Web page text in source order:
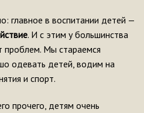
главное в воспитании детей —
. И с этим у большинства
проблем. Мы стараемся
одевать детей, водим на
и спорт.
прочего, детям очень